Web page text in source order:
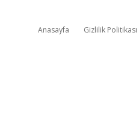
Anasayfa Gizlilik Politikası